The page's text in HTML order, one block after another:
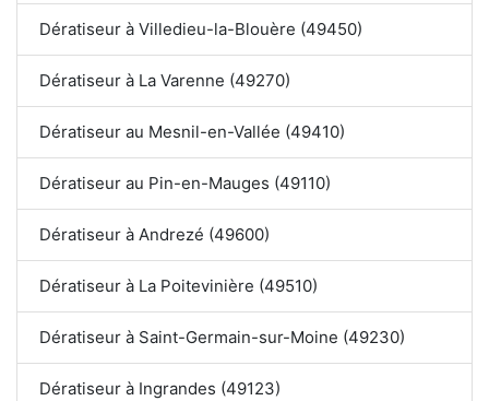
Dératiseur à Villedieu-la-Blouère (49450)
Dératiseur à La Varenne (49270)
Dératiseur au Mesnil-en-Vallée (49410)
Dératiseur au Pin-en-Mauges (49110)
Dératiseur à Andrezé (49600)
Dératiseur à La Poitevinière (49510)
Dératiseur à Saint-Germain-sur-Moine (49230)
Dératiseur à Ingrandes (49123)